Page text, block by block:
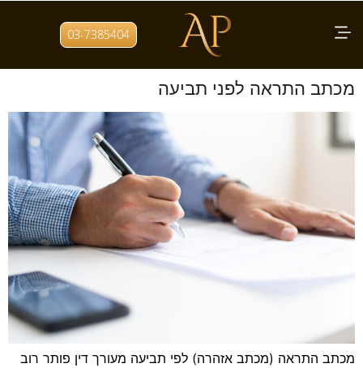
03-7385404 תגית:
בינה מלאכותית מכתב
מכתב התראה לפני תביעה
מכתב התראה (מכתב אזהרה) לפי תביעה מעורך דין פותר רוב